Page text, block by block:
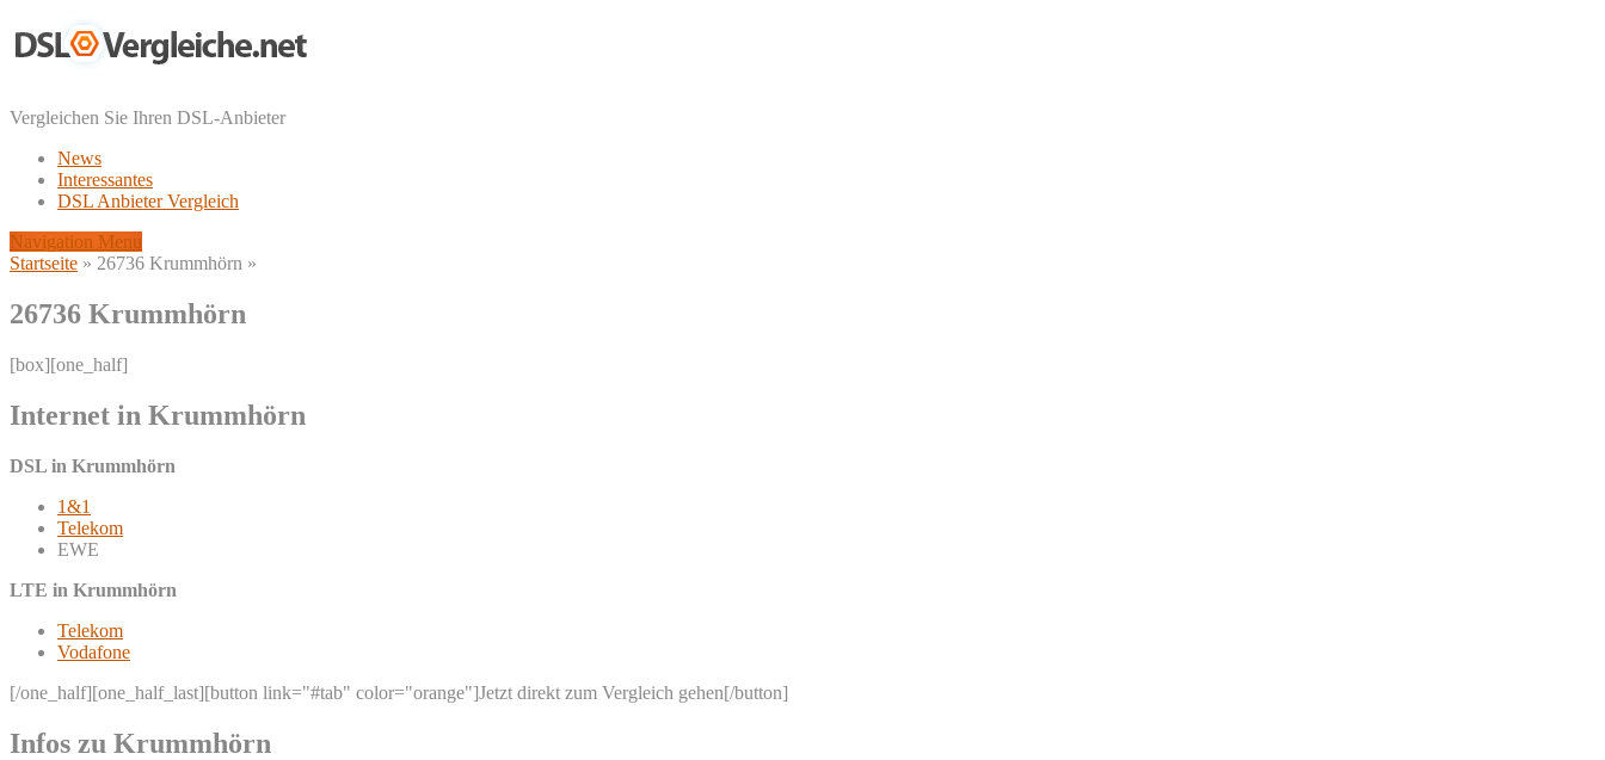
Vergleichen Sie Ihren DSL-Anbieter
News
Interessantes
DSL Anbieter Vergleich
Navigation Menu
Startseite » 26736 Krummhörn »
26736 Krummhörn
[box][one_half]
Internet in Krummhörn
DSL in Krummhörn
1&1
Telekom
EWE
LTE in Krummhörn
Telekom
Vodafone
[/one_half][one_half_last][button link="#tab" color="orange"]Jetzt direkt zum Vergleich gehen[/button]
Infos zu Krummhörn